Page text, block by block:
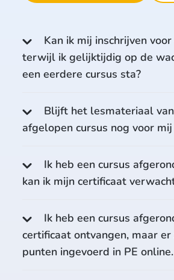
Kan ik mij inschrijven
terwijl ik gelijktijdig op de
een eerdere cursus sta?
Blijft het lesmateriaal
afgelopen cursus nog voor
Ik heb een cursus
kan ik mijn certificaat
Ik heb een cursus
certificaat ontvangen, maar er
punten ingevoerd in PE